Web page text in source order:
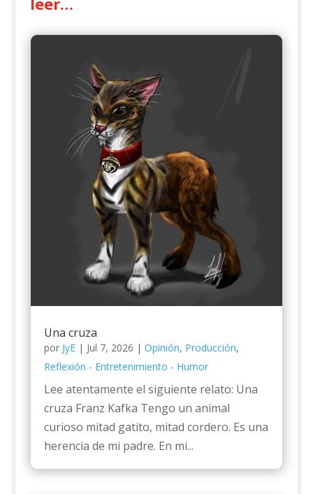
Una cruza
por JyE| Jul 7, 2026 | Opinión, Producción,
Reflexión - Entretenimiento - Humor
Lee atentamente el siguiente relato: Una
cruza Franz Kafka Tengo un animal
curioso mitad gatito, mitad cordero. Es una
herencia de mi padre. En mi...